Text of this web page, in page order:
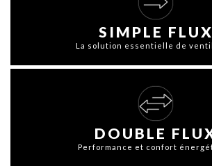
SIMPLE FLUX
La solution essentielle de
DOUBLE
Performance et confort